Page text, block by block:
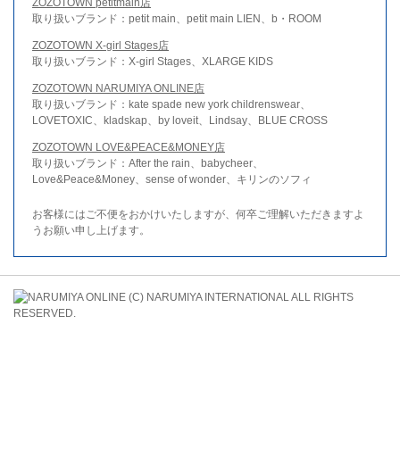
取り扱いブランド：petit main、petit main LIEN、b・ROOM
ZOZOTOWN X-girl Stages店
取り扱いブランド：X-girl Stages、XLARGE KIDS
ZOZOTOWN NARUMIYA ONLINE店
取り扱いブランド：kate spade new york childrenswear、
LOVETOXIC、kladskap、by loveit、Lindsay、BLUE CROSS
ZOZOTOWN LOVE&PEACE&MONEY店
取り扱いブランド：After the rain、babycheer、
Love&Peace&Money、sense of wonder、キリンのソフィ
お客様にはご不便をおかけいたしますが、何卒ご理解いただきますよ
うお願い申し上げます。